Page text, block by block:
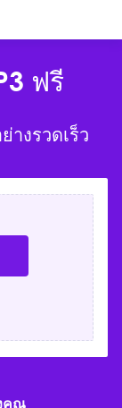
ฟรี
างรวดเร็ว
คุณ